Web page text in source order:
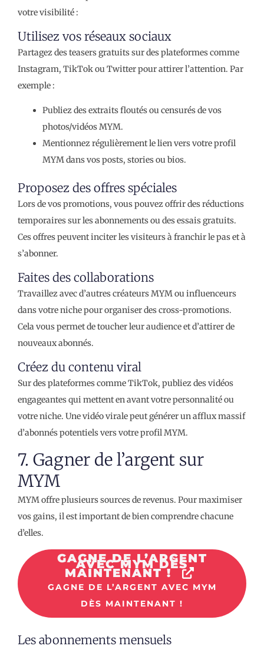
votre visibilité :
Utilisez vos réseaux sociaux
Partagez des teasers gratuits sur des plateformes comme
Instagram, TikTok ou Twitter pour attirer l’attention. Par
exemple :
Publiez des extraits floutés ou censurés de vos
photos/vidéos MYM.
Mentionnez régulièrement le lien vers votre profil
MYM dans vos posts, stories ou bios.
Proposez des offres spéciales
Lors de vos promotions, vous pouvez offrir des réductions
temporaires sur les abonnements ou des essais gratuits.
Ces offres peuvent inciter les visiteurs à franchir le pas et à
s’abonner.
Faites des collaborations
Travaillez avec d’autres créateurs MYM ou influenceurs
dans votre niche pour organiser des cross-promotions.
Cela vous permet de toucher leur audience et d’attirer de
nouveaux abonnés.
Créez du contenu viral
Sur des plateformes comme TikTok, publiez des vidéos
engageantes qui mettent en avant votre personnalité ou
votre niche. Une vidéo virale peut générer un afflux massif
d’abonnés potentiels vers votre profil MYM.
7. Gagner de l’argent sur
MYM
MYM offre plusieurs sources de revenus. Pour maximiser
vos gains, il est important de bien comprendre chacune
d’elles.
GAGNE DE L’ARGENT
AVEC MYM DÈS
MAINTENANT !
GAGNE DE L’ARGENT AVEC MYM
DÈS MAINTENANT !
Les abonnements mensuels